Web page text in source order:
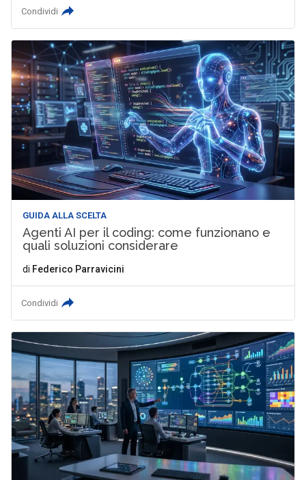
Condividi
GUIDA ALLA SCELTA
Agenti AI per il coding: come funzionano e
quali soluzioni considerare
di Federico Parravicini
Condividi